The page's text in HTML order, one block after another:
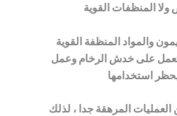
والمواد المنظفة القوية
تعمل على خدش الرخام وعمل
العمليات المرهقة جدا ، لذلك